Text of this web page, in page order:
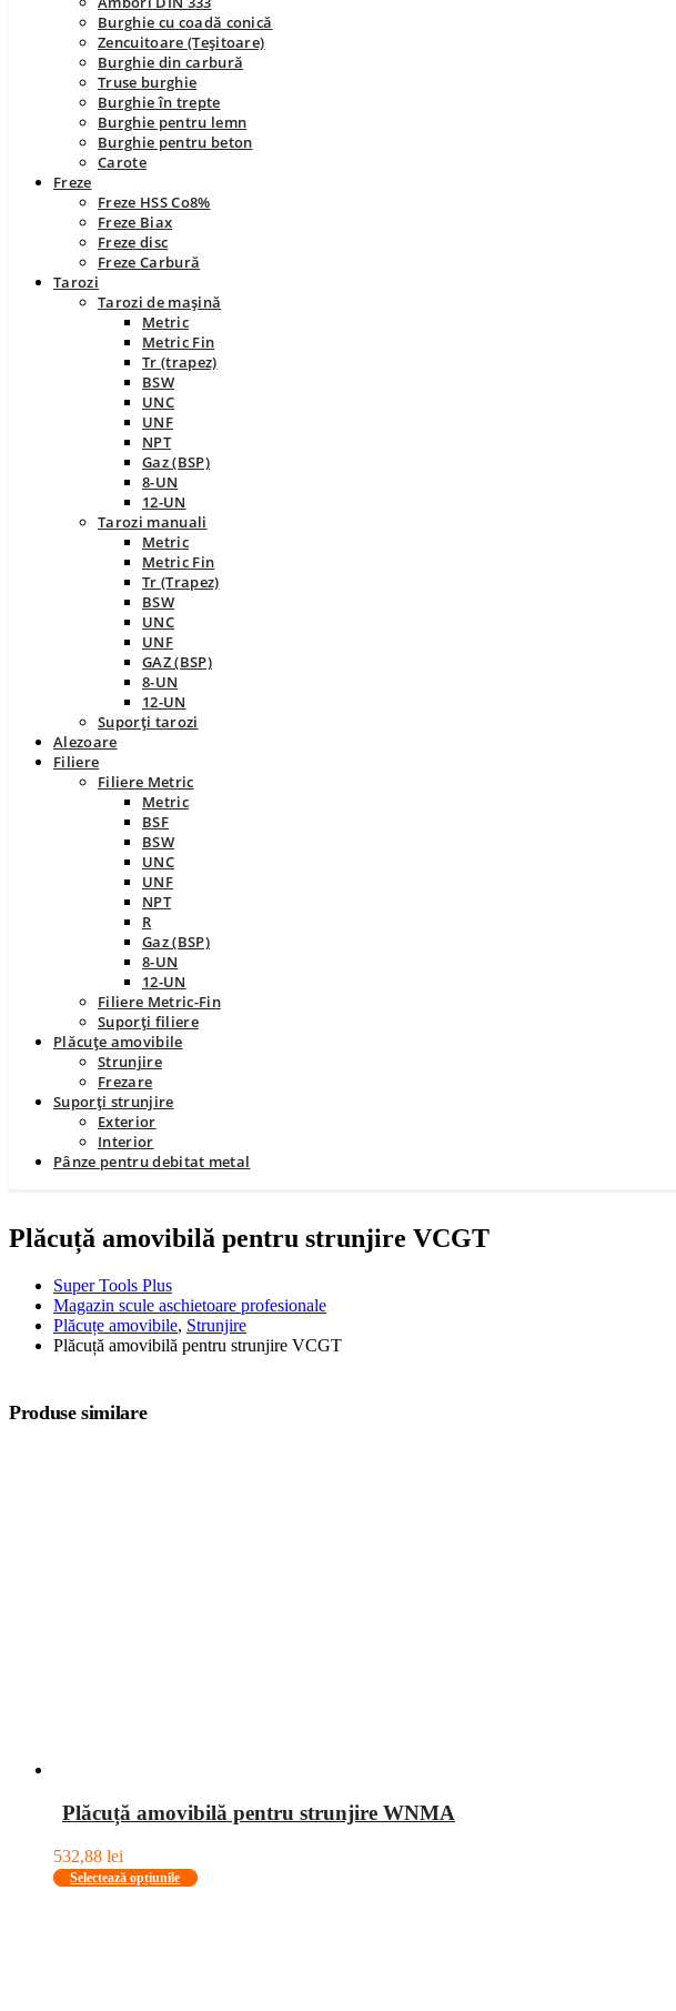
Burghie cu coadă conică
Zencuitoare (Teșitoare)
Burghie din carbură
Truse burghie
Burghie în trepte
Burghie pentru lemn
Burghie pentru beton
Carote
Freze
Freze HSS Co8%
Freze Biax
Freze disc
Freze Carbură
Tarozi
Tarozi de mașină
Metric
Metric Fin
Tr (trapez)
BSW
UNC
UNF
NPT
Gaz (BSP)
8-UN
12-UN
Tarozi manuali
Metric
Metric Fin
Tr (Trapez)
BSW
UNC
UNF
GAZ (BSP)
8-UN
12-UN
Suporți tarozi
Alezoare
Filiere
Filiere Metric
Metric
BSF
BSW
UNC
UNF
NPT
R
Gaz (BSP)
8-UN
12-UN
Filiere Metric-Fin
Suporți filiere
Plăcuțe amovibile
Strunjire
Frezare
Suporți strunjire
Exterior
Interior
Pânze pentru debitat metal
Plăcuță amovibilă pentru strunjire VCGT
Super Tools Plus
Magazin scule aschietoare profesionale
Plăcuțe amovibile, Strunjire
Plăcuță amovibilă pentru strunjire VCGT
Produse similare
Plăcuță amovibilă pentru strunjire WNMA
532,88 lei
Selectează opțiunile
Acest